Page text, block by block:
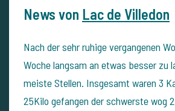
News von Lac de Villedon
Nach der sehr ruhige vergangenen
Woche langsam an etwas besser zu
meiste Stellen. Insgesamt waren 3
25Kilo gefangen der schwerste wog